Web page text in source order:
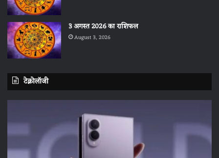
3 अगस्त 2026 का राशिफल
August 3, 2026
टेक्नोलॉजी